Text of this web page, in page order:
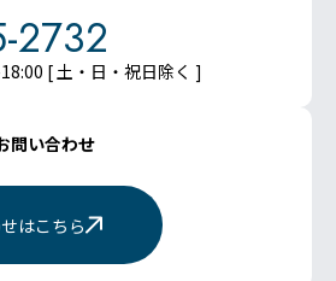
2732
[ 土・日・祝日除く ]
問い合わせ
はこちら